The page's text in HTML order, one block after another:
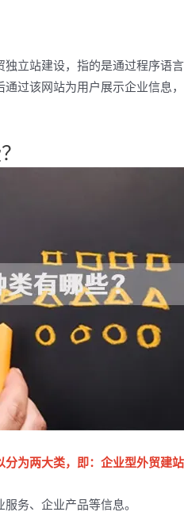
立站建设，指的是通过程序语
过该网站为用户展示企业信息
为两大类，即：企业型外贸建站
务、企业产品等信息。